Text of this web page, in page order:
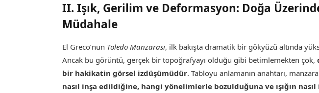
II. Işık, Gerilim ve Deformasyon: Doğa
Müdahale
El Greco’nun Toledo Manzarası, ilk bakışta dramatik bir gökyüzü altında
Ancak bu görüntü, gerçek bir topoğrafyayı olduğu gibi betimlemekten çok,
bir hakikatin görsel izdüşümüdür. Tabloyu anlamanın anahtarı,
nasıl inşa edildiğine, hangi yönelimlerle bozulduğuna ve ışığın